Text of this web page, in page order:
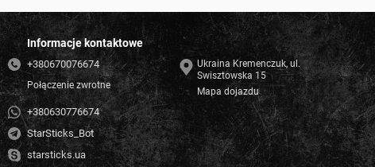
Informacje kontaktowe
+380670076674
Połączenie zwrotne
+380630776674
StarSticks_Bot
starsticks.ua
Ukraina Kremenczuk, ul.
Swisztowska 15
Mapa dojazdu